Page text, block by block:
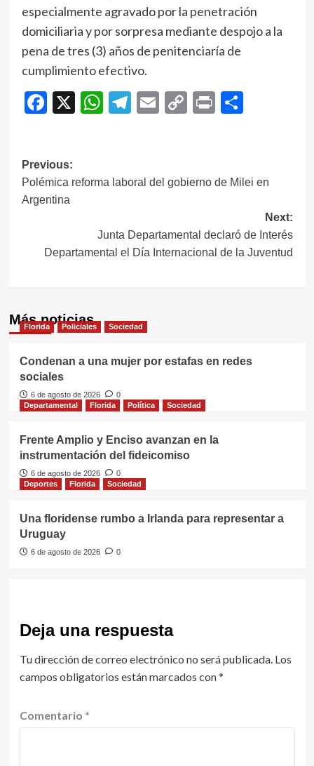
especialmente agravado por la penetración
domiciliaria y por sorpresa mediante despojo a la
pena de tres (3) años de penitenciaría de
cumplimiento efectivo.
Facebook
X WhatsApp
Telegram
EmailCopy
Print
Navegación
de
entradas
Previous:
Polémica reforma laboral del gobierno de Milei en
Argentina
Next:
Junta Departamental declaró de Interés
Departamental el Día Internacional de la Juventud
Más noticias
Florida Policiales Sociedad
Condenan a una mujer por estafas en redes
sociales
6 de agosto de 2026
0
Departamental
Florida Política Sociedad
Frente Amplio y Enciso avanzan en la
instrumentación del fideicomiso
6 de agosto de 2026
0
Deportes
Florida Sociedad
Una floridense rumbo a Irlanda para representar a
Uruguay
6 de agosto de 2026 0
Deja una respuesta
Tu dirección de correo electrónico no será publicada. Los
campos obligatorios están marcados con*
Comentario *